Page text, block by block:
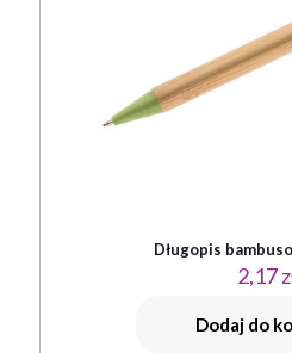
Długopis
2,17
Dodaj do